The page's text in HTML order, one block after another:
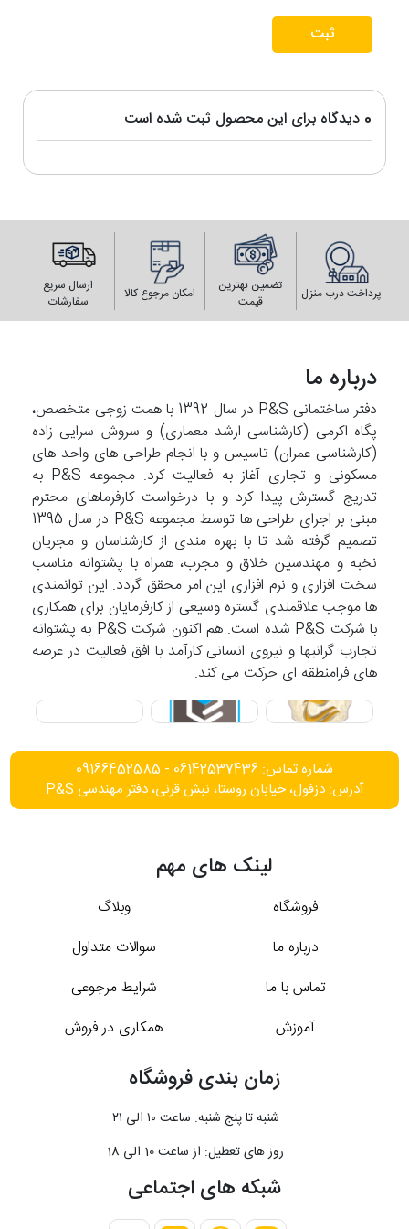
0 دیدگاه برای این محصول ثبت شده است
ثبت
پرداخت درب منزل
تضمین بهترین
قیمت
امکان مرجوع کالا
ارسال سریع
سفارشات
درباره ما
دفتر ساختمانی P&S در سال 1392 با همت زوجی متخصص،
پگاه اکرمی (کارشناسی ارشد معماری) و سروش سرایی زاده
(کارشناسی عمران) تاسیس و با انجام طراحی های واحد های
مسکونی و تجاری آغاز به فعالیت کرد. مجموعه P&S به
تدریج گسترش پیدا کرد و با درخواست کارفرماهای محترم
مبنی بر اجرای طراحی ها توسط مجموعه P&S در سال 1395
تصمیم گرفته شد تا با بهره مندی از کارشناسان و مجریان
نخبه و مهندسین خلاق و مجرب، همراه با پشتوانه مناسب
سخت افزاری و نرم افزاری این امر محقق گردد. این توانمندی
ها موجب علاقمندی گستره وسیعی از کارفرمایان برای همکاری
با شرکت P&S شده است. هم اکنون شرکت P&S به پشتوانه
تجارب گرانبها و نیروی انسانی کارآمد با افق فعالیت در عرصه
های فرامنطقه ای حرکت می کند.
شماره تماس: 06142537436 - 09166452585
آدرس: دزفول، خیابان روستا، نبش قرنی، دفتر مهندسی P&S
لینک های مهم
فروشگاه
وبلاگ
درباره ما
سوالات متداول
تماس با ما
شرایط مرجوعی
آموزش
همکاری در فروش
زمان بندی فروشگاه
شنبه تا پنج شنبه: ساعت ۱۰ الی ۲۱
روز های تعطیل: از ساعت 10 الی 18
شبکه های اجتماعی